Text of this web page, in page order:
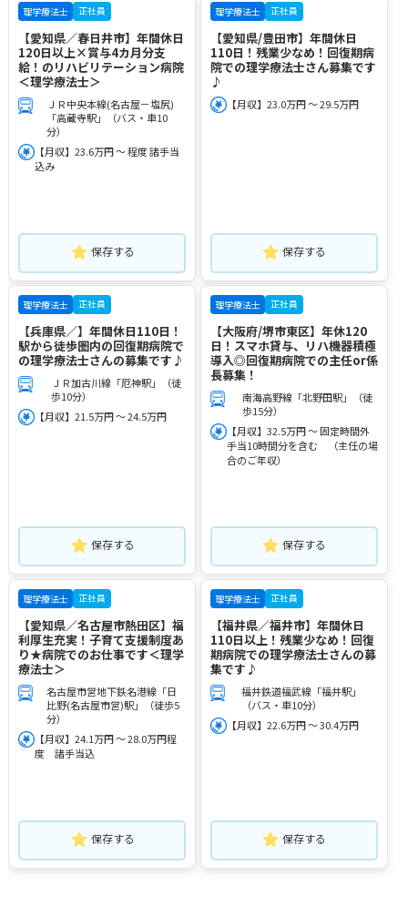
理学療法士 正社員
【愛知県／春日井市】年間休日
120日以上×賞与4カ月分支
給！のリハビリテーション病院
＜理学療法士＞
ＪＲ中央本線(名古屋－塩尻)
「高蔵寺駅」（バス・車10
分）
【月収】23.6万円 ～ 程度 諸手当
込み
保存する
理学療法士 正社員
【愛知県/豊田市】年間休日
110日！残業少なめ！回復期病
院での理学療法士さん募集です
♪
【月収】23.0万円 ～ 29.5万円
保存する
理学療法士 正社員
【兵庫県／】年間休日110日！
駅から徒歩圏内の回復期病院で
の理学療法士さんの募集です♪
ＪＲ加古川線「厄神駅」（徒
歩10分）
【月収】21.5万円 ～ 24.5万円
保存する
理学療法士 正社員
【大阪府/堺市東区】年休120
日！スマホ貸与、リハ機器積極
導入◎回復期病院での主任or係
長募集！
南海高野線「北野田駅」（徒
歩15分）
【月収】32.5万円 ～ 固定時間外
手当10時間分を含む （主任の場
合のご年収）
保存する
理学療法士 正社員
【愛知県／名古屋市熱田区】福
利厚生充実！子育て支援制度あ
り★病院でのお仕事です＜理学
療法士＞
名古屋市営地下鉄名港線「日
比野(名古屋市営)駅」（徒歩5
分）
【月収】24.1万円 ～ 28.0万円程
度 諸手当込
保存する
理学療法士 正社員
【福井県／福井市】年間休日
110日以上！残業少なめ！回復
期病院での理学療法士さんの募
集です♪
福井鉄道福武線「福井駅」
（バス・車10分）
【月収】22.6万円 ～ 30.4万円
保存する